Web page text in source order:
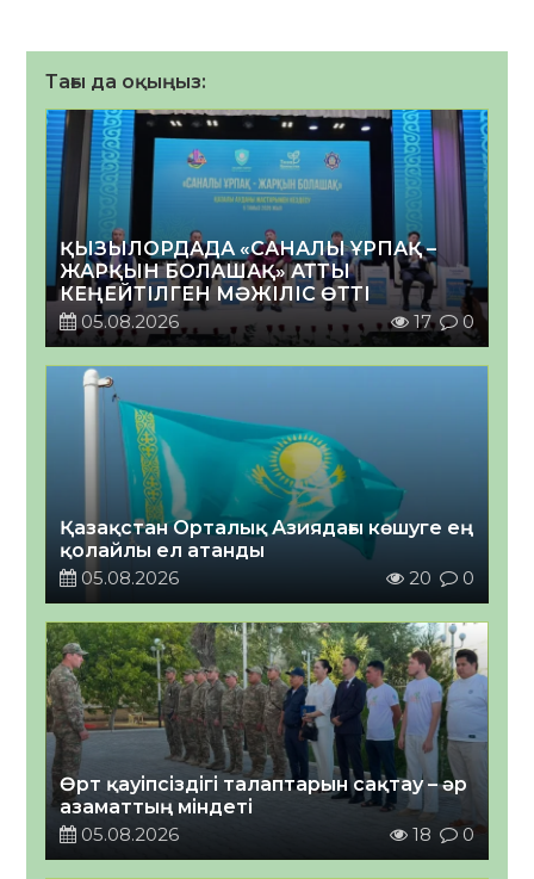
Тағы да оқыңыз:
ҚЫЗЫЛОРДАДА «САНАЛЫ ҰРПАҚ –
ЖАРҚЫН БОЛАШАҚ» АТТЫ
КЕҢЕЙТІЛГЕН МӘЖІЛІС ӨТТІ
05.08.2026
17 0
Қазақстан Орталық Азиядағы көшуге ең
қолайлы ел атанды
05.08.2026
20 0
Өрт қауіпсіздігі талаптарын сақтау – әр
азаматтың міндеті
05.08.2026
18 0